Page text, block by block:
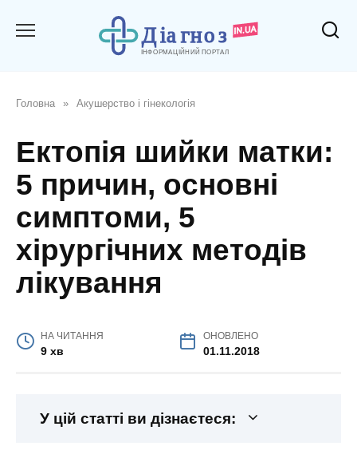
Головна » Акушерство і гінекологія
Ектопія шийки матки:
5 причин, основні
симптоми, 5
хірургічних методів
лікування
НА ЧИТАННЯ
9 хв
ОНОВЛЕНО
01.11.2018
У цій статті ви дізнаєтеся: